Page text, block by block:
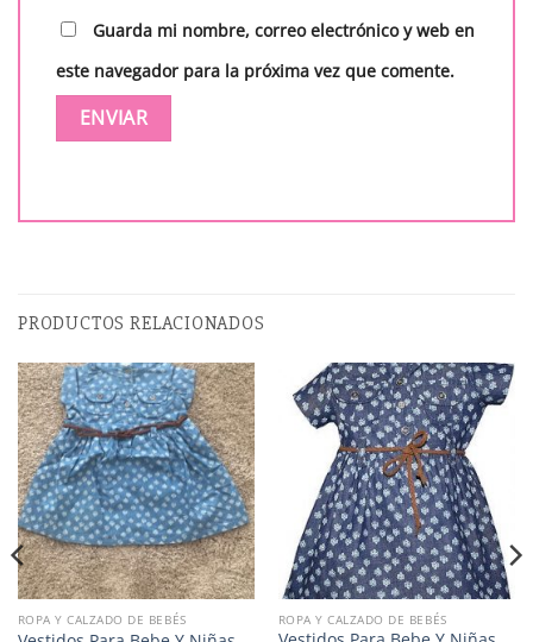
Guarda mi nombre, correo electrónico y web en
este navegador para la próxima vez que comente.
PRODUCTOS RELACIONADOS
ROPA Y CALZADO DE BEBÉS ROPA Y CALZADO DE BEBÉS